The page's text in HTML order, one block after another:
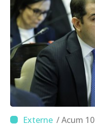
/ Acum